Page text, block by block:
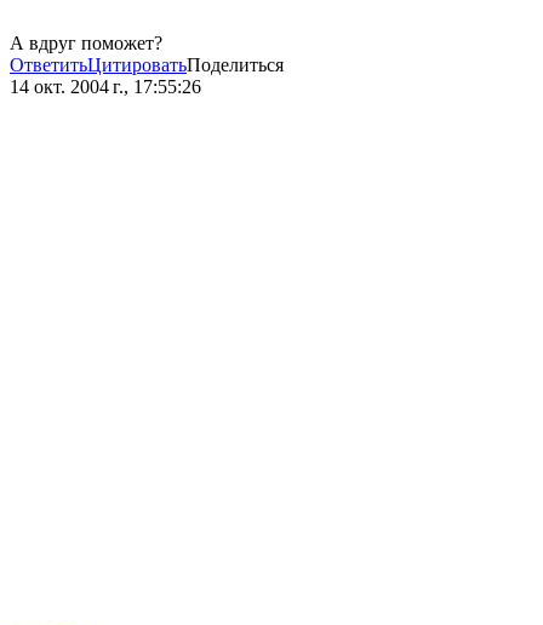
А вдруг поможет?
ОтветитьЦитироватьПоделиться
14 окт. 2004 г., 17:55:26